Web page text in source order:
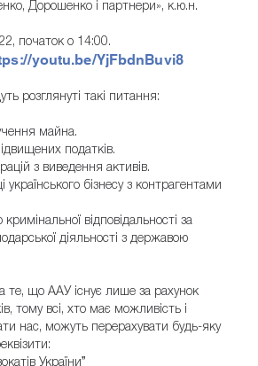
Дорошенко і партнери», к.ю.н.
початок о 14:00.
youtu.be/YjFbdnBuvi8
розглянуті такі питання:
майна.
податків.
з виведення активів.
українського бізнесу з контрагентами
відповідальності за
діяльності з державою
те, що ААУ існує лише за рахунок
тому всі, хто має можливість і
нас, можуть перерахувати будь-яку
України”